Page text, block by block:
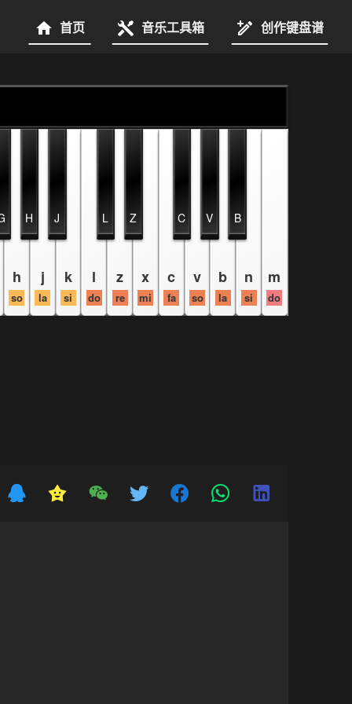
首页 音乐工具箱 创作键盘谱
h
so
j
la
k
si
l
do
z
re
x
mi
c
fa
v
so
b
la
n
si
m
do
H J L Z C V B